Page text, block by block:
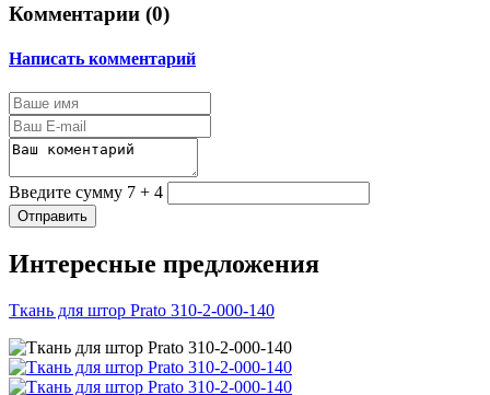
Комментарии (0)
Написать комментарий
Введите сумму 7 + 4
Отправить
Интересные предложения
Ткань для штор Prato 310-2-000-140